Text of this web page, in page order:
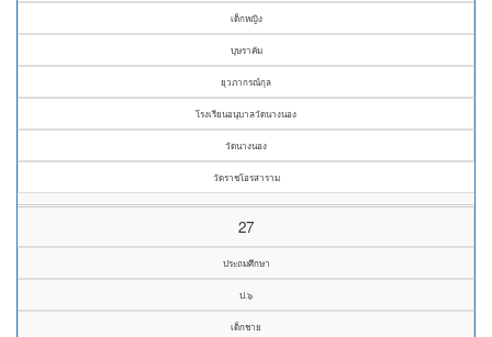
เด็กหญิง
บุษราคัม
ยุวภากรณ์กุล
โรงเรียนอนุบาลวัดนางนอง
วัดนางนอง
วัดราชโอรสาราม
27
ประถมศึกษา
ป.๖
เด็กชาย